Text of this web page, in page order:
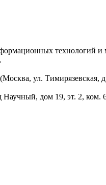
ул. Тимирязевская,
Научный, дом 19, эт. 2, ком.